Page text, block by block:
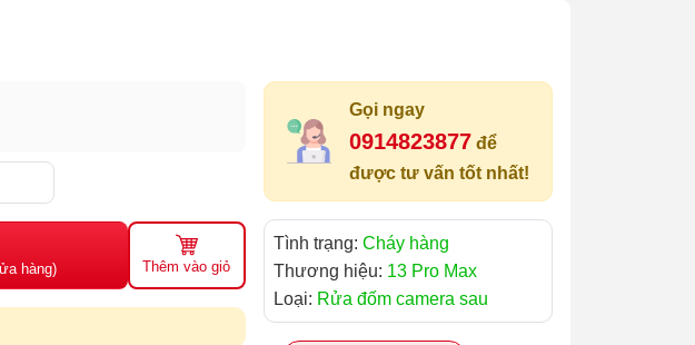
hàng) Thêm vào giỏ
Gọi ngay
0914823877 để
được tư vấn tốt nhất!
Tình trạng: Cháy hàng
Thương hiệu: 13 Pro Max
Loại: Rửa đốm camera sau